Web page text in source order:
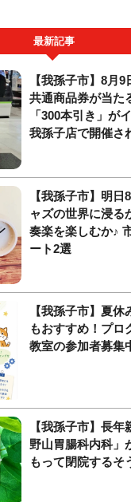
最新記事
【我孫子市】8月
共通商品券が当た
「300本引き」が
我孫子店で開催さ
【我孫子市】明
ャズの世界に浸る
奏楽を楽しむか♪
ート2選
【我孫子市】夏
もおすすめ！プロ
教室の参加者募集
【我孫子市】長
野山胃腸科内科」
もって閉院するそ